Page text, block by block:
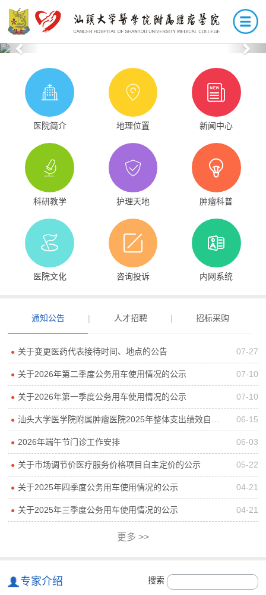
Previous
医院简介 地理位置 新闻中心
科研教学 护理天地 肿瘤科普
医院文化 咨询投诉 内网系统
通知公告 | 人才招聘 | 招标采购
● 关于变更医药代表接待时间、地点的公告 07-27
● 关于2026年第二季度公务用车使用情况的公示 07-10
● 关于2026年第一季度公务用车使用情况的公示 07-10
● 汕头大学医学院附属肿瘤医院2025年整体支出绩效自评报告 06-15
● 2026年端午节门诊工作安排 06-03
● 关于市场调节价医疗服务价格项目自主定价的公示 05-22
● 关于2025年四季度公务用车使用情况的公示 04-21
● 关于2025年三季度公务用车使用情况的公示 04-21
更多 >>
专家介绍 搜索